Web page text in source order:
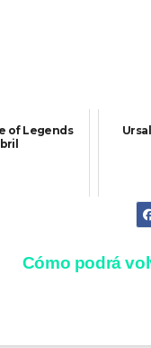
of Legends
Cómo podrá